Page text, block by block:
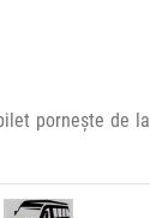
pornește de la